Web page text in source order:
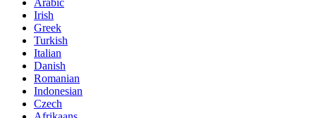
Arabic
Irish
Greek
Turkish
Italian
Danish
Romanian
Indonesian
Czech